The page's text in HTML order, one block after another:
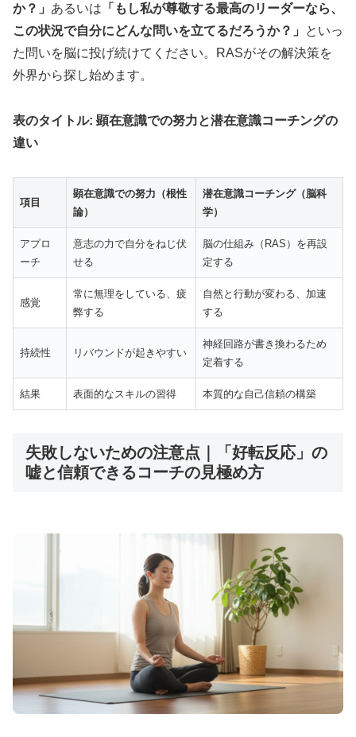
✨創造力覚醒の クリエイティブ瞑想 を実践
内なる創造力を覚醒させるクリエイティブ瞑
特別ウェビナーをチェック
💡 マイクロ教育ビジネスのススメ
会社員から 1年でFIRE 達成の実録
💰完全 無料 ・実録ベースレポート
「教える」スキルを活かしたWeb上のスク
ール構築法。代理店販売から自分の教材ま
で、段階的な成長戦略を実録で公開していま
す。
実録レポートを確認
か？」 あるいは 「もし私が尊敬する最高のリーダーなら、
この状況で自分にどんな問いを立てるだろうか？」
といっ
た問いを脳に投げ続けてください。RASがその解決策を
外界から探し始めます。
表のタイトル: 顕在意識での努力と潜在意識コーチングの
違い
項目
顕在意識での努力（根性
論）
潜在意識コーチング（脳科
学）
アプロ
ーチ
意志の力で自分をねじ伏
せる
脳の仕組み（RAS）を再設
定する
感覚
常に無理をしている、疲
弊する
自然と行動が変わる、加速
する
持続性 リバウンドが起きやすい
神経回路が書き換わるため
定着する
結果 表面的なスキルの習得 本質的な自己信頼の構築
失敗しないための注意点｜「好転反応」の
嘘と信頼できるコーチの見極め方